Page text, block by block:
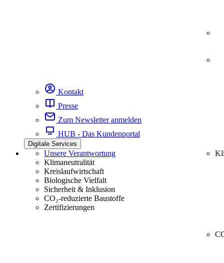
Kontakt
Presse
Zum Newsletter anmelden
HUB - Das Kundenportal
Digitale Services
Unsere Verantwortung
Klimaneutralität
Kreislaufwirtschaft
Biologische Vielfalt
Sicherheit & Inklusion
CO₂-reduzierte Baustoffe
Zertifizierungen